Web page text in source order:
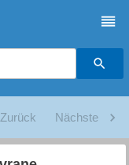
Zurück Nächste